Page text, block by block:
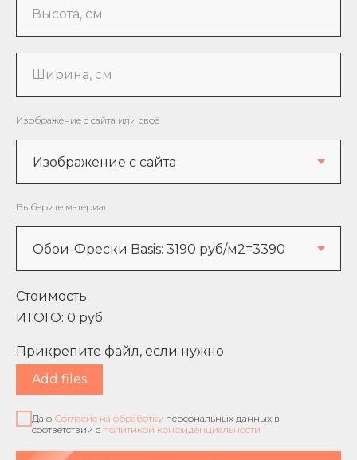
Высота, см
Ширина, см
Изображение с сайта или своё
Выберите материал
Стоимость
ИТОГО: 0 руб.
Прикрепите файл, если нужно
Add files
Даю Согласие на обработку персональных данных в
соответствии с политикой конфиденциальности